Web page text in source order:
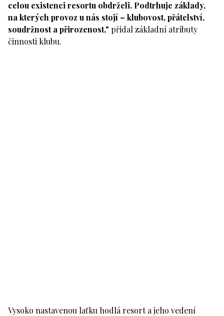
celou existenci resortu obdrželi. Podtrhuje základy,
na kterých provoz u nás stojí – klubovost, přátelství,
soudržnost a přirozenost," přidal základní atributy
činnosti klubu.
Vysoko nastavenou laťku hodlá resort a jeho vedení